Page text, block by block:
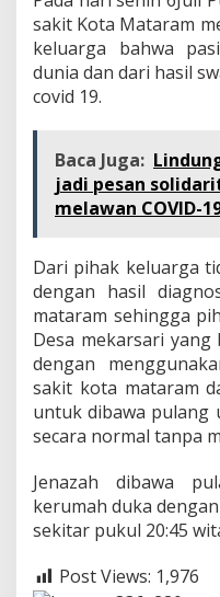
sakit Kota Mataram
keluarga bahwa
dunia dan dari hasil
covid 19.
Baca Juga:
jadi pesan
melawan COVID-
Dari pihak keluarga
dengan hasil
mataram sehingga
Desa mekarsari
dengan
sakit kota mataram
untuk dibawa pulang
secara normal tanpa
Jenazah dibawa
kerumah duka
sekitar pukul 20:45
Post Views: 1,976